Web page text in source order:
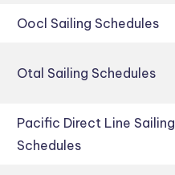
Oocl Sailing Schedules
Otal Sailing Schedules
Pacific Direct Line Sailing
Schedules